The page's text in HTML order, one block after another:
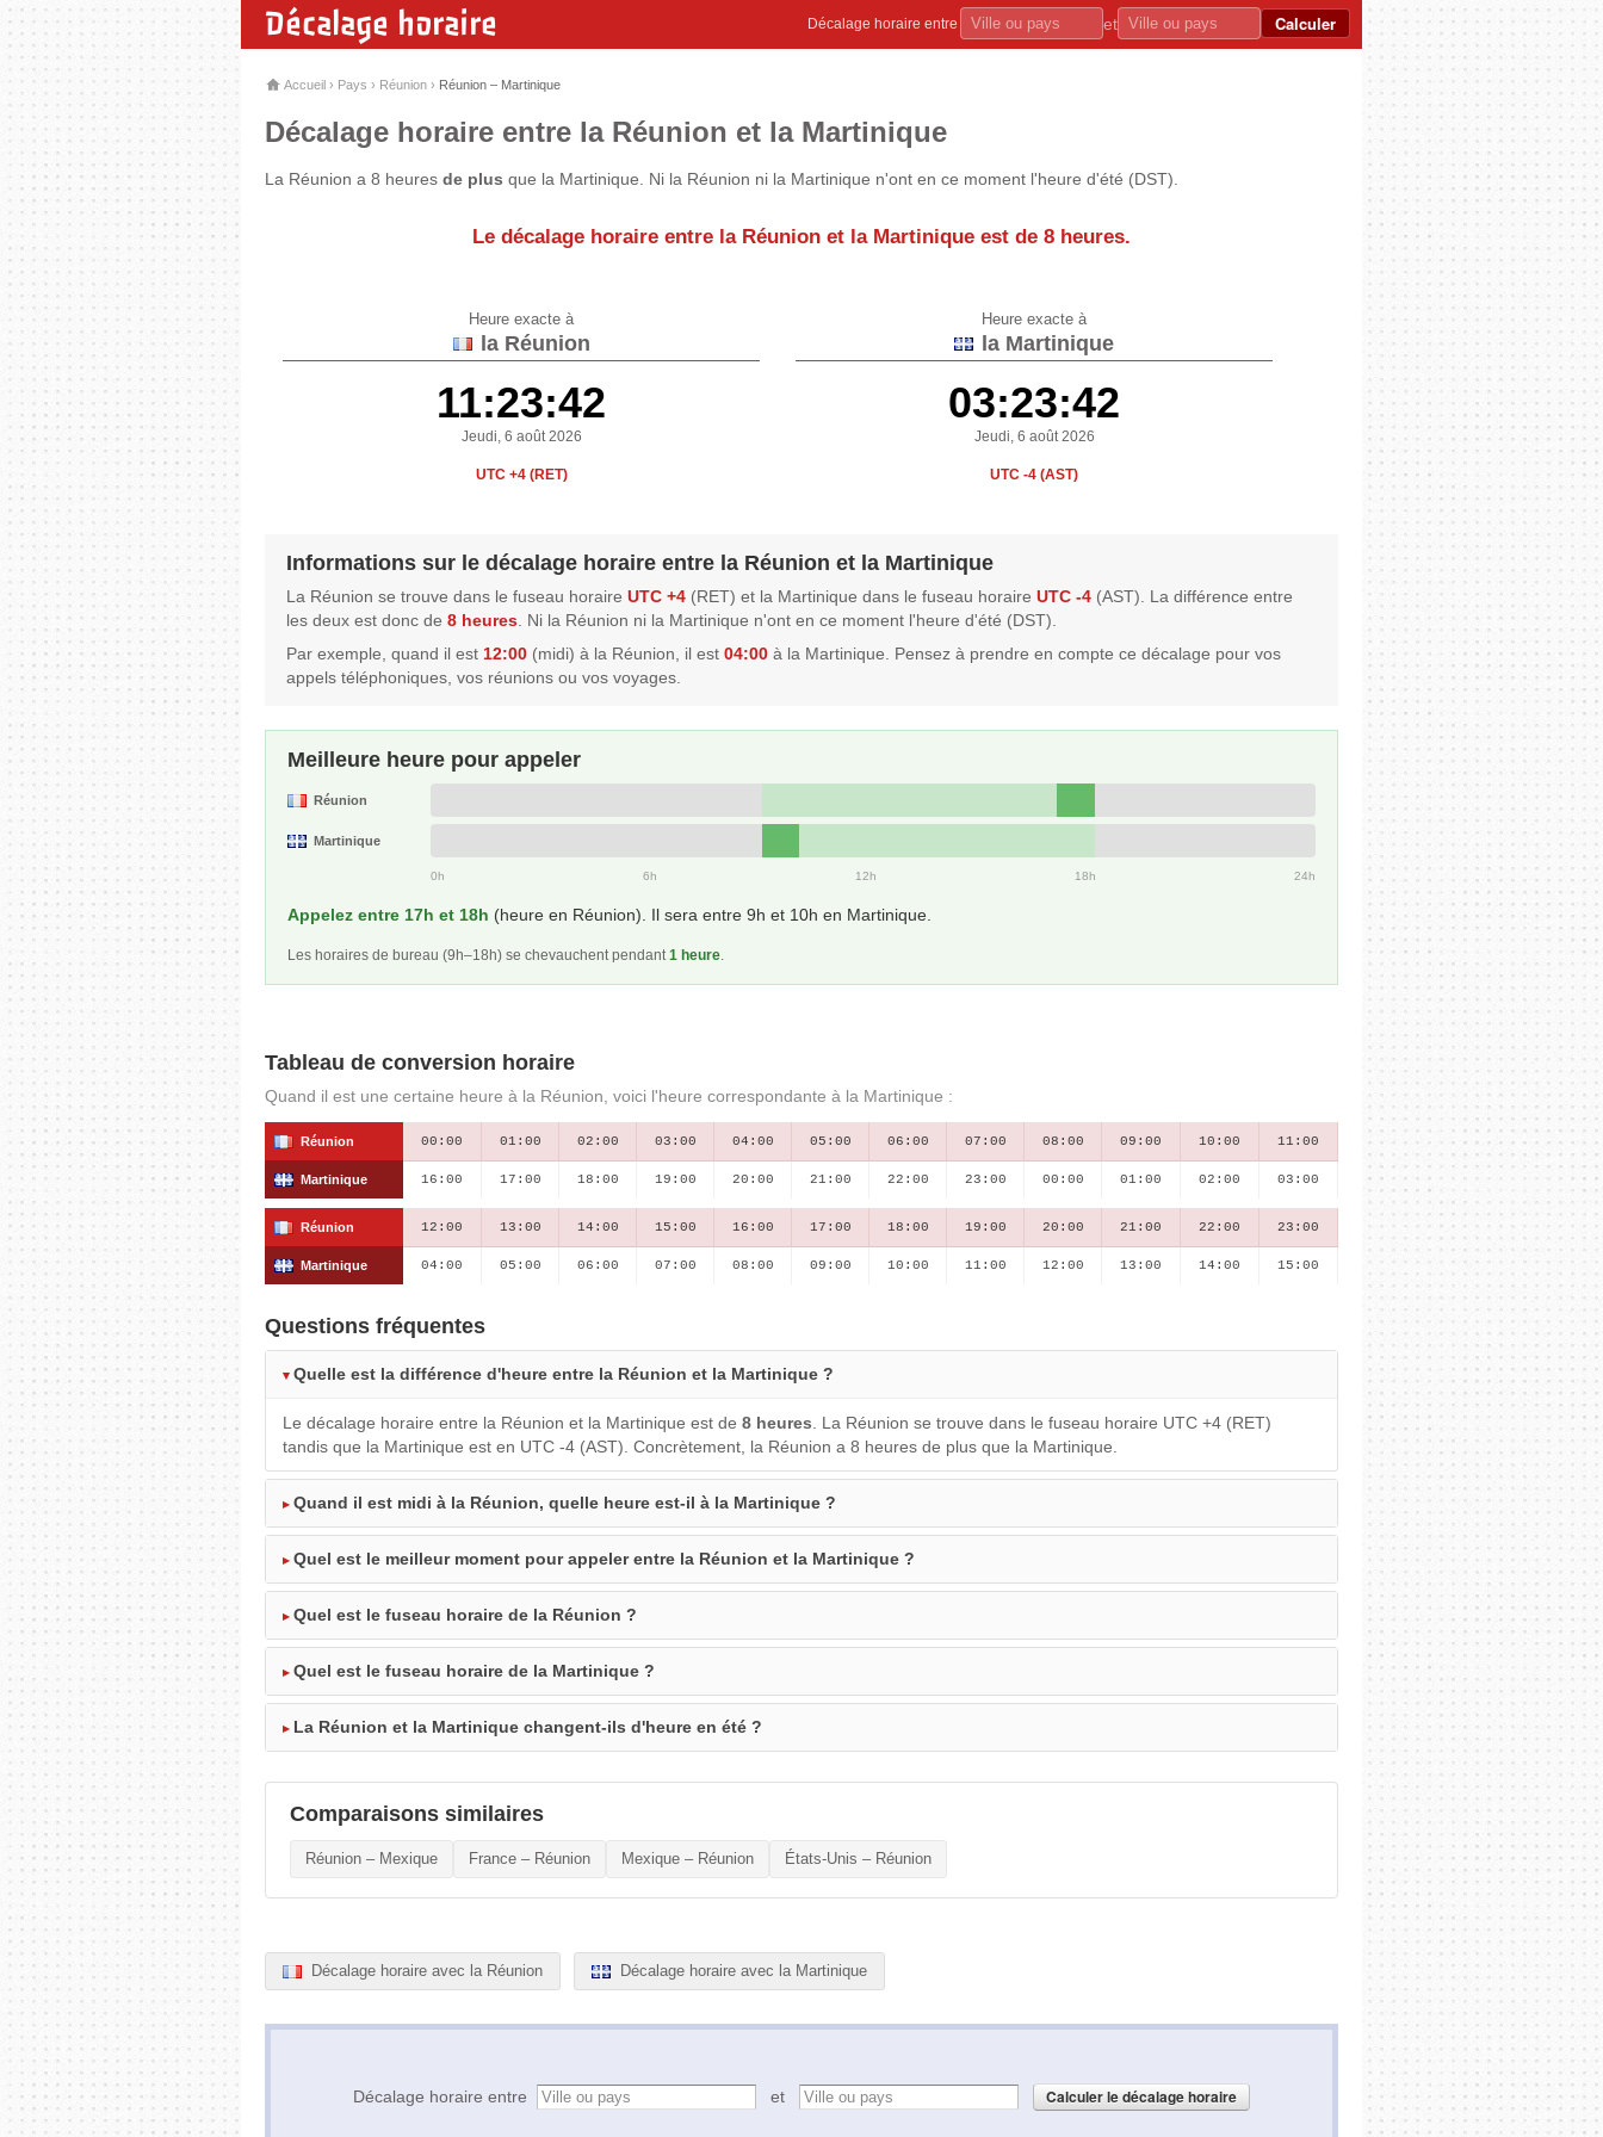
Décalage horaire Décalage horaire entre et Calculer
Accueil › Pays › Réunion › Réunion – Martinique
Décalage horaire entre la Réunion et la Martinique
La Réunion a 8 heures de plus que la Martinique. Ni la Réunion ni la Martinique n'ont en ce moment l'heure d'été (DST).
Le décalage horaire entre la Réunion et la Martinique est de 8 heures.
Heure exacte à
la Réunion
11:23:42
Jeudi, 6 août 2026
UTC +4 (RET)
Heure exacte à
la Martinique
03:23:42
Jeudi, 6 août 2026
UTC -4 (AST)
Informations sur le décalage horaire entre la Réunion et la Martinique
La Réunion se trouve dans le fuseau horaire UTC +4 (RET) et la Martinique dans le fuseau horaire UTC -4 (AST). La différence entre
les deux est donc de 8 heures . Ni la Réunion ni la Martinique n'ont en ce moment l'heure d'été (DST).
Par exemple, quand il est 12:00 (midi) à la Réunion, il est 04:00 à la Martinique. Pensez à prendre en compte ce décalage pour vos
appels téléphoniques, vos réunions ou vos voyages.
Meilleure heure pour appeler
Réunion
Martinique
0h 6h 12h 18h 24h
Appelez entre 17h et 18h (heure en Réunion). Il sera entre 9h et 10h en Martinique.
Les horaires de bureau (9h–18h) se chevauchent pendant1 heure.
Tableau de conversion horaire
Quand il est une certaine heure à la Réunion, voici l'heure correspondante à la Martinique :
Réunion 00:00 01:00 02:00 03:00 04:00 05:00 06:00 07:00 08:00 09:00 10:00 11:00
Martinique 16:00 17:00 18:00 19:00 20:00 21:00 22:00 23:00 00:00 01:00 02:00 03:00
Réunion 12:00 13:00 14:00 15:00 16:00 17:00 18:00 19:00 20:00 21:00 22:00 23:00
Martinique 04:00 05:00 06:00 07:00 08:00 09:00 10:00 11:00 12:00 13:00 14:00 15:00
Questions fréquentes
Quelle est la différence d'heure entre la Réunion et la Martinique ?
Le décalage horaire entre la Réunion et la Martinique est de 8 heures . La Réunion se trouve dans le fuseau horaire UTC +4 (RET)
tandis que la Martinique est en UTC -4 (AST). Concrètement, la Réunion a 8 heures de plus que la Martinique.
Quand il est midi à la Réunion, quelle heure est-il à la Martinique ?
Quel est le meilleur moment pour appeler entre la Réunion et la Martinique ?
Quel est le fuseau horaire de la Réunion ?
Quel est le fuseau horaire de la Martinique ?
La Réunion et la Martinique changent-ils d'heure en été ?
Comparaisons similaires
Réunion – Mexique France – Réunion Mexique – Réunion États-Unis – Réunion
Décalage horaire avec la Réunion Décalage horaire avec la Martinique
Décalage horaire entre et